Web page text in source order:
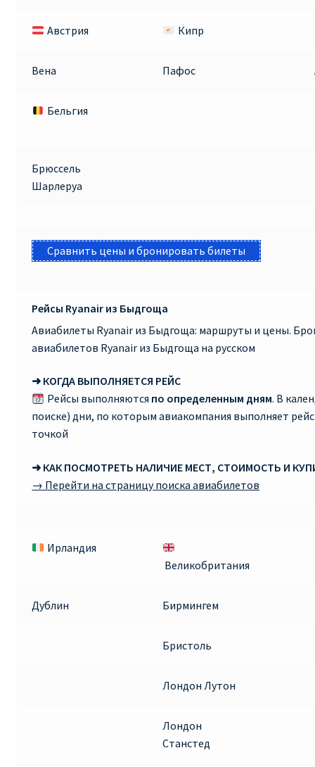
Австрия Кипр
Вена Пафос
Бельгия
Брюссель
Шарлеруа
Сравнить цены и бронировать билеты
Рейсы Ryanair из Быдгоща
Авиабилеты Ryanair из Быдгоща: маршруты и цены.
авиабилетов Ryanair из Быдгоща на русском
➜ КОГДА ВЫПОЛНЯЕТСЯ РЕЙС
Рейсы выполняются по определенным дням. В
поиске) дни, по которым авиакомпания выполняет
точкой
➜ КАК ПОСМОТРЕТЬ НАЛИЧИЕ МЕСТ, СТОИМОСТЬ И
→ Перейти на страницу поиска авиабилетов
Ирландия
Великобритания
Дублин Бирмингем
Бристоль
Лондон Лутон
Лондон
Станстед